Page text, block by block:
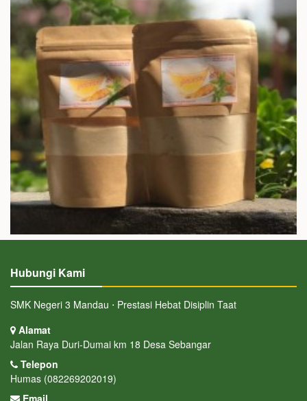
Hubungi Kami
SMK Negeri 3 Mandau ⋅ Prestasi Hebat Disiplin Taat
Alamat
Jalan Raya Duri-Dumai km 18 Desa Sebangar
Telepon
Humas (082269202019)
Email